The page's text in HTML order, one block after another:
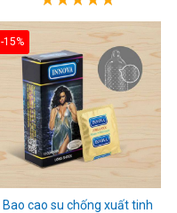
-15%
Bao cao su chống xuất tinh